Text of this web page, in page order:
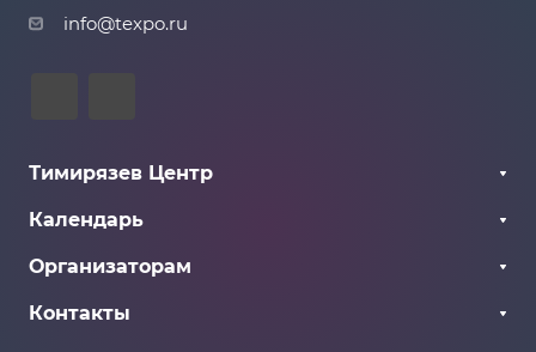
info@texpo.ru
Тимирязев Центр
О Центре
Календарь
Все мероприятия
Организаторам
Информация для организаторов
Контакты